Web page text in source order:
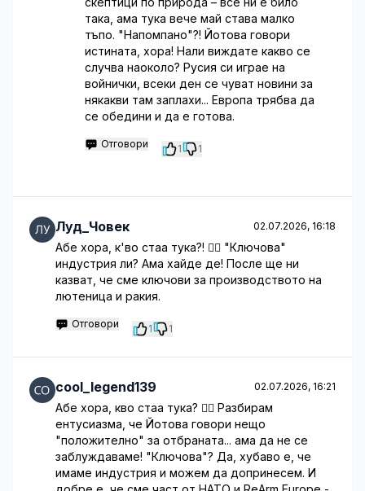
така, ама тука вече май става малко
тъпо. "Напомпано"?! Йотова говори
истината, хора! Нали виждате какво се
случва наоколо? Русия си играе на
войнички, всеки ден се чуват новини за
някакви там заплахи... Европа трябва да
се обедини и да е готова.
Отговори 1 1
Луд_Човек 02.07.2026, 16:18
Абе хора, к'во стаа тука?! 🤦‍♀️ "Ключова"
индустрия ли? Ама хайде де! После ще ни
казват, че сме ключови за производството на
лютеница и ракия.
Отговори 1 1
cool_legend139 02.07.2026, 16:21
Абе хора, кво стаа тука? 🤦‍♀️ Разбирам
ентусиазма, че Йотова говори нещо
"положително" за отбраната... ама да не се
заблуждаваме! "Ключова"? Да, хубаво е, че
имаме индустрия и можем да допринесем. И